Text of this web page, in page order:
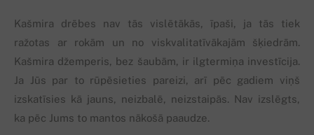
Kašmira drēbes nav tās vislētākās, īpaši, ja tās tiek
ražotas ar rokām un no viskvalitatīvākajām šķiedrām.
Kašmira džemperis, bez šaubām, ir ilgtermiņa investīcija.
Ja Jūs par to rūpēsieties pareizi, arī pēc gadiem viņš
izskatīsies kā jauns, neizbalē, neizstaipās. Nav izslēgts,
ka pēc Jums to mantos nākošā paaudze.